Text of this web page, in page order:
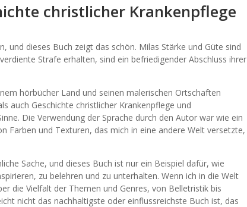
christlicher Krankenpflege
und dieses Buch zeigt das schön. Milas Stärke und Güte sind
Strafe erhalten, sind ein befriedigender Abschluss ihrer
hörbücher Land und seinen malerischen Ortschaften
auch Geschichte christlicher Krankenpflege und
Die Verwendung der Sprache durch den Autor war wie ein
Farben und Texturen, das mich in eine andere Welt versetzte,
Sache, und dieses Buch ist nur ein Beispiel dafür, wie
zu belehren und zu unterhalten. Wenn ich in die Welt
die Vielfalt der Themen und Genres, von Belletristik bis
nicht das nachhaltigste oder einflussreichste Buch ist, das